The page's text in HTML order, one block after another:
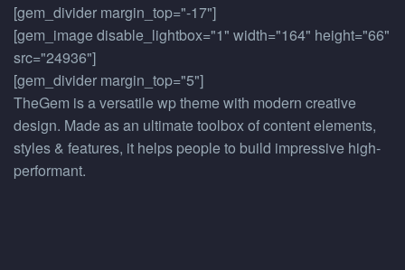
[gem_divider margin_top="-17"]
[gem_image disable_lightbox="1" width="164" height="66"
src="24936"]
[gem_divider margin_top="5"]
TheGem is a versatile wp theme with modern creative
design. Made as an ultimate toolbox of content elements,
styles & features, it helps people to build impressive high-
performant.